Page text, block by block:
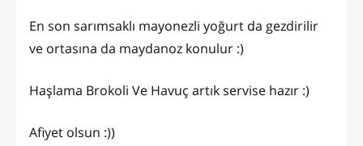
En son sarımsaklı mayonezli yoğurt da gezdirilir
ve ortasına da maydanoz konulur :)
Haşlama Brokoli Ve Havuç artık servise hazır :)
Afiyet olsun :))